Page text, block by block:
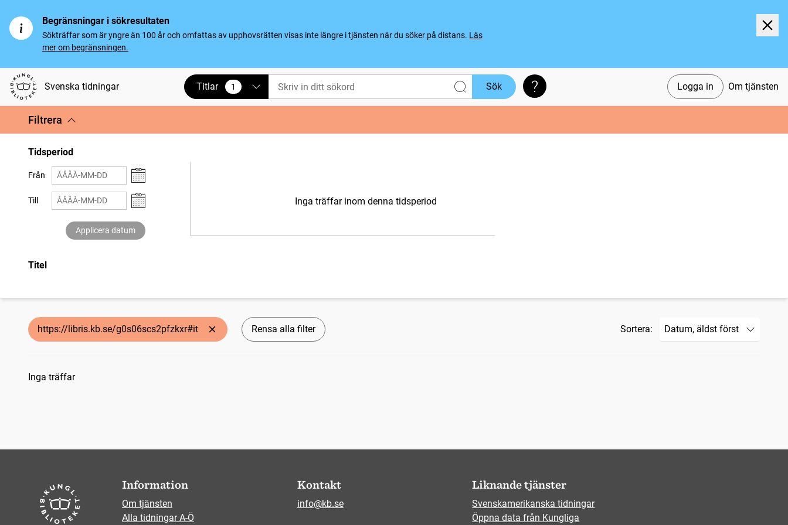
Begränsningar i sökresultaten
Sökträffar som är yngre än 100 år och omfattas av upphovsrätten visas inte längre i tjänsten när du söker på distans. Läs
mer om begränsningen.
Svenska tidningar Logga in Om tjänsten
Titlar 1
vald Sök Söktips
Filtrera
Tidsperiod
Från
Till
Applicera datum
Inga träffar inom denna tidsperiod
Titel
https://libris.kb.se/g0s06scs2pfzkxr#it Rensa alla filter Sortera:
Sökresultat
Inga träffar
Information
Om tjänsten
Alla tidningar A-Ö
Kontakt
info@kb.se
Liknande tjänster
Svenskamerikanska tidningar
Öppna data från Kungliga